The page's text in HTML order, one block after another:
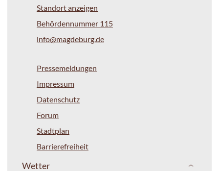
Standort anzeigen
Behördennummer 115
info@magdeburg.de
Pressemeldungen
Impressum
Datenschutz
Forum
Stadtplan
Barrierefreiheit
Wetter